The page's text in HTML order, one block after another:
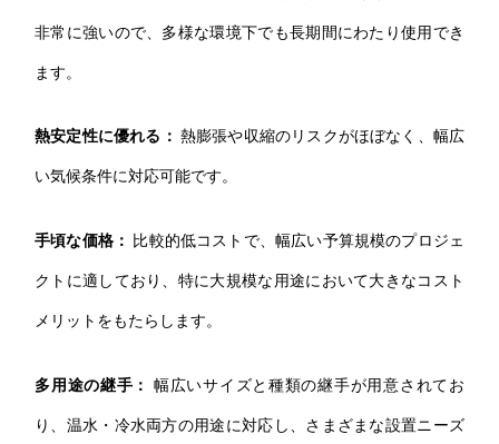
非常に強いので、多様な環境下でも長期間にわたり使用でき
ます。
熱安定性に優れる： 熱膨張や収縮のリスクがほぼなく、幅広
い気候条件に対応可能です。
手頃な価格： 比較的低コストで、幅広い予算規模のプロジェ
クトに適しており、特に大規模な用途において大きなコスト
メリットをもたらします。
多用途の継手： 幅広いサイズと種類の継手が用意されてお
り、温水・冷水両方の用途に対応し、さまざまな設置ニーズ